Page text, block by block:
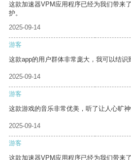
这款加速器VPM应用程序已经为我们带来
护。
2025-09-14
游客
这款app的用户群体非常庞大，我可以结识
2025-09-14
游客
这款游戏的音乐非常优美，听了让人心旷神
2025-09-14
游客
这款加速器VPM应用程序已经为我们带来